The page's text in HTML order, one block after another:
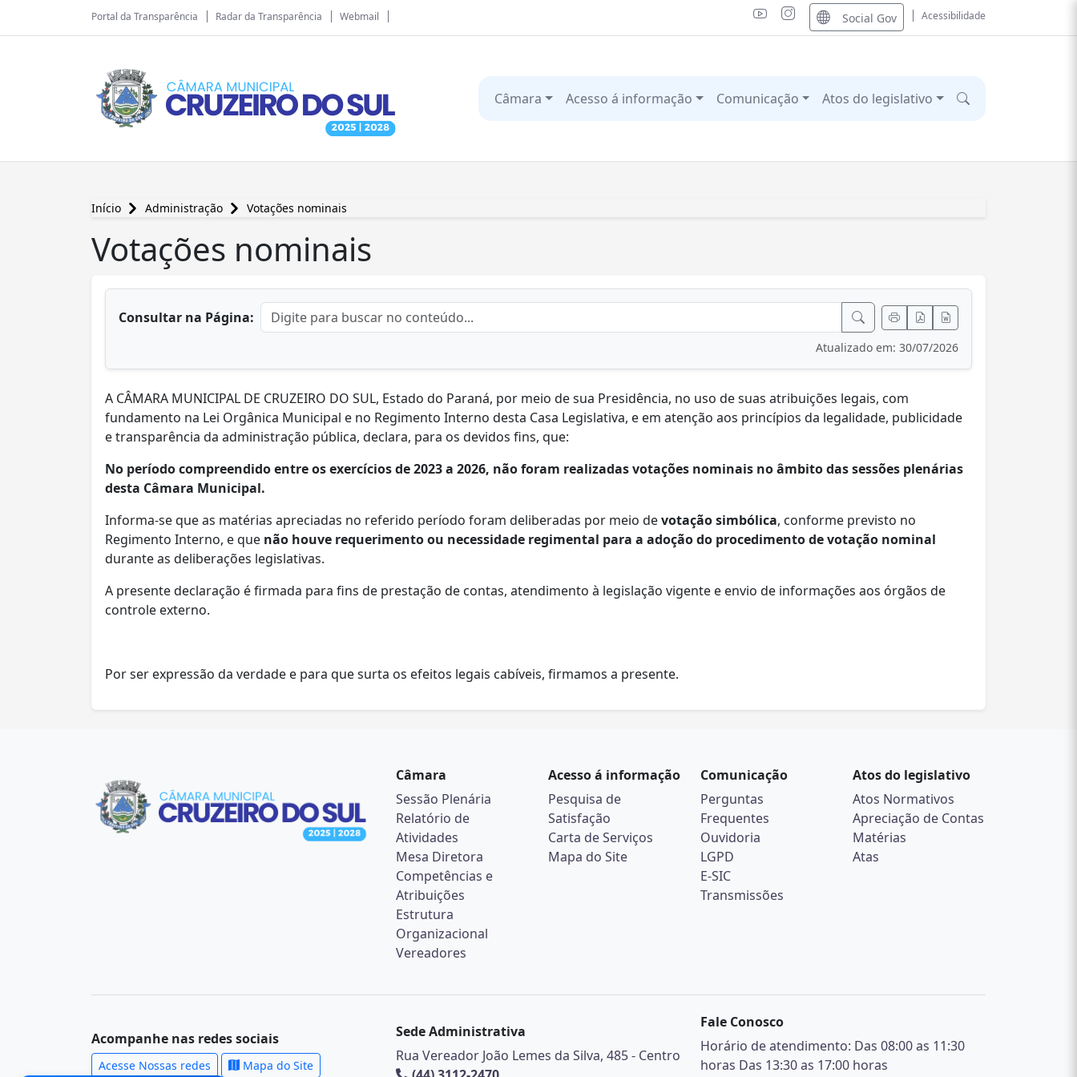
Portal da Transparência Radar da Transparência Webmail Social Gov Acessibilidade
Câmara Acesso á informação Comunicação Atos do legislativo
Início Administração Votações nominais
conteúdo principalVotações nominais
Consultar na Página:
Atualizado em: 30/07/2026
A CÂMARA MUNICIPAL DE CRUZEIRO DO SUL, Estado do Paraná, por meio de sua Presidência, no uso de suas atribuições legais, com
fundamento na Lei Orgânica Municipal e no Regimento Interno desta Casa Legislativa, e em atenção aos princípios da legalidade, publicidade
e transparência da administração pública, declara, para os devidos fins, que:
No período compreendido entre os exercícios de 2023 a 2026, não foram realizadas votações nominais no âmbito das sessões plenárias
desta Câmara Municipal.
Informa-se que as matérias apreciadas no referido período foram deliberadas por meio devotação simbólica, conforme previsto no
Regimento Interno, e que não houve requerimento ou necessidade regimental para a adoção do procedimento de votação nominal
durante as deliberações legislativas.
A presente declaração é firmada para fins de prestação de contas, atendimento à legislação vigente e envio de informações aos órgãos de
controle externo.
Por ser expressão da verdade e para que surta os efeitos legais cabíveis, firmamos a presente.
Câmara
Sessão Plenária
Relatório de
Atividades
Mesa Diretora
Competências e
Atribuições
Estrutura
Organizacional
Vereadores
Acesso á informação
Pesquisa de
Satisfação
Carta de Serviços
Mapa do Site
Comunicação
Perguntas
Frequentes
Ouvidoria
LGPD
E-SIC
Transmissões
Atos do legislativo
Atos Normativos
Apreciação de Contas
Matérias
Atas
Acompanhe nas redes sociais
Acesse Nossas redes Mapa do Site
Sede Administrativa
Rua Vereador João Lemes da Silva, 485 - Centro
Fale Conosco
Horário de atendimento: Das 08:00 as 11:30
horas Das 13:30 as 17:00 horas